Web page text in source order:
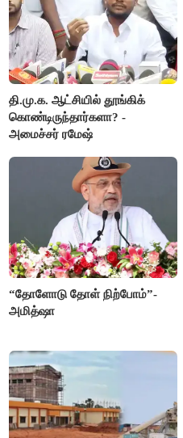
தி.மு.க. ஆட்சியில் தூங்கிக்
கொண்டிருந்தார்களா? -
அமைச்சர் ரமேஷ்
“தோளோடு தோள் நிற்போம்”-
அமித்ஷா